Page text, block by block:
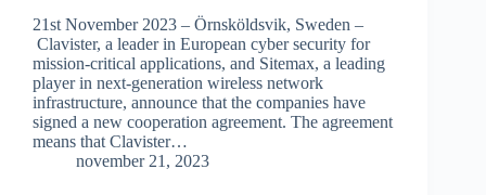
21st November 2023 – Örnsköldsvik, Sweden –
Clavister, a leader in European cyber security for
mission-critical applications, and Sitemax, a leading
player in next-generation wireless network
infrastructure, announce that the companies have
signed a new cooperation agreement. The agreement
means that Clavister…
november 21, 2023